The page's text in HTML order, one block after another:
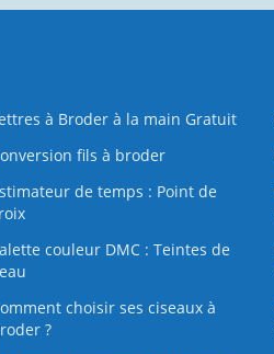
à Broder à la main Gratuit
fils à broder
de temps : Point de
couleur DMC : Teintes de
choisir ses ciseaux à
?